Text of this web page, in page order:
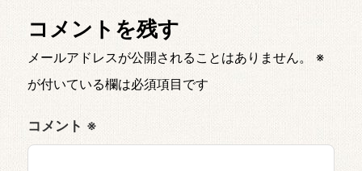
コメントを残す
メールアドレスが公開されることはありません。
※
が付いている欄は必須項目です
コメント ※